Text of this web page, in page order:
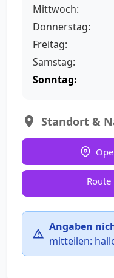
Mittwoch:
Donnerstag:
Freitag:
Samstag:
Sonntag:
Standort &
Angaben
mitteilen: